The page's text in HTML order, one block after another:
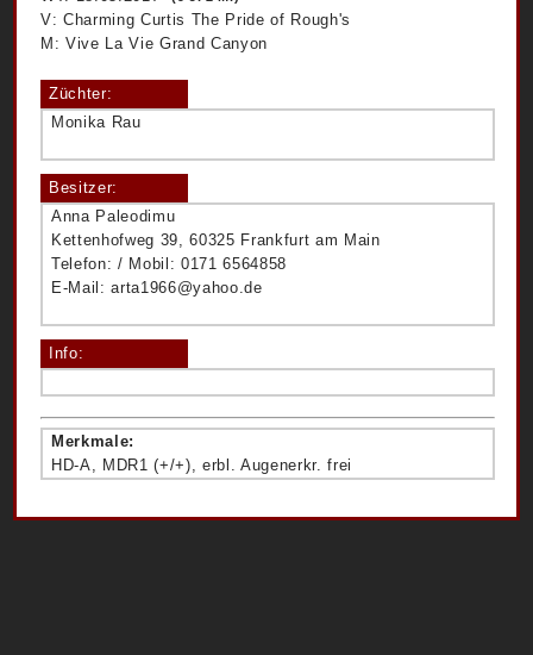
V: Charming Curtis The Pride of Rough's
M: Vive La Vie Grand Canyon
Züchter:
Monika Rau
Besitzer:
Anna Paleodimu
Kettenhofweg 39, 60325 Frankfurt am Main
Telefon: / Mobil: 0171 6564858
E-Mail: arta1966@yahoo.de
Info:
Merkmale:
HD-A, MDR1 (+/+), erbl. Augenerkr. frei